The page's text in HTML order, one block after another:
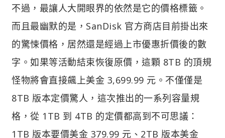
不過，最讓人大開眼界的依然是它的價格標籤。
而且最幽默的是，SanDisk 官方商店目前掛出來
的驚悚價格，居然還是經過上市優惠折價後的數
字。如果等活動結束恢復原價，這顆 8TB 的頂規
怪物將會直接飆上美金 3,699.99 元。不僅僅是
8TB 版本定價驚人，這次推出的一系列容量規
格，從 1TB 到 4TB 的定價都高到不可思議：
1TB 版本要價美金 379.99 元、2TB 版本美金